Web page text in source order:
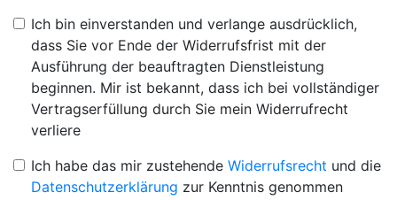
Ich bin einverstanden und verlange ausdrücklich,
dass Sie vor Ende der Widerrufsfrist mit der
Ausführung der beauftragten Dienstleistung
beginnen. Mir ist bekannt, dass ich bei vollständiger
Vertragserfüllung durch Sie mein Widerrufrecht
verliere
Ich habe das mir zustehende Widerrufsrecht und die
Datenschutzerklärung zur Kenntnis genommen